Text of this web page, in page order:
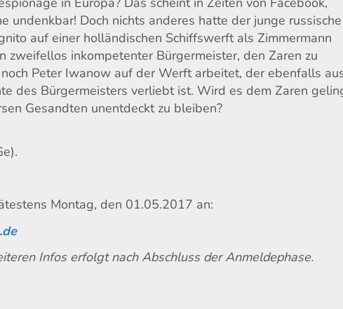
undenkbar! Doch nichts anderes hatte der junge
auf einer holländischen Schiffswerft als Zimmermann
zweifellos inkompetenter Bürgermeister, den Zaren zu
Peter Iwanow auf der Werft arbeitet, der ebenfalls
des Bürgermeisters verliebt ist. Wird es dem Zaren
Gesandten unentdeckt zu bleiben?
Montag, den 01.05.2017 an:
Infos erfolgt nach Abschluss der Anmeldephase.